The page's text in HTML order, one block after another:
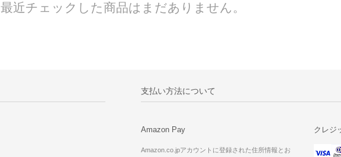
最近チェックした商品はまだありません。
支払い方法について
Amazon Pay
Amazon.co.jpアカウントに登録された住所情報とお
クレジ